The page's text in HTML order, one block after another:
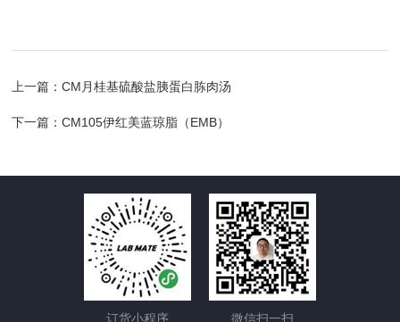
上一篇：CM月桂基硫酸盐胰蛋白胨肉汤
下一篇：CM105伊红美蓝琼脂（EMB）
订货小程序 微信扫一扫